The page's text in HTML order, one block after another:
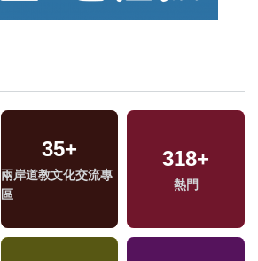
35+
兩岸道教文化交流專
區
318+
熱門